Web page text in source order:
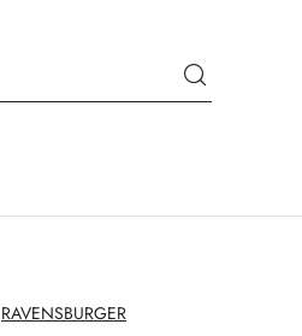
NAZWA
PRODUCENTA:
RAVENSBURGER